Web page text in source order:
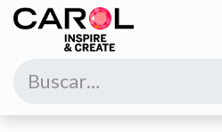
Ir al contenido